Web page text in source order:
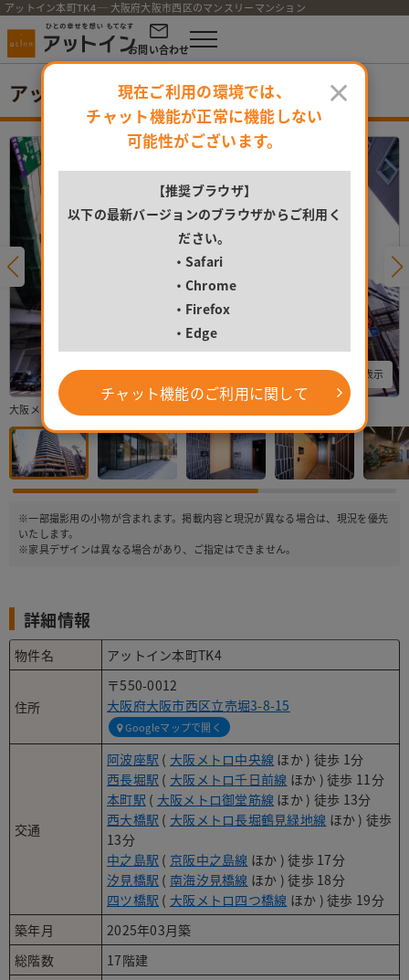
アットイン本町TK4 ─ 大阪府大阪市西区のマンスリーマンション
お問い合わせ
アットイン本町TK4
すべての写真を表示
大阪メトロ中央線「阿波座」駅から徒歩1分の好立地！
※一部撮影用の小物が含まれます。掲載内容と現況が異なる場合は、現況を優先
いたします。
※家具デザインは異なる場合があり、ご指定はできません。
詳細情報
物件名 アットイン本町TK4
住所
〒550-0012
大阪府大阪市西区立売堀3-8-15
Googleマップで開く
交通
阿波座駅 ( 大阪メトロ中央線 ほか ) 徒歩 1分
西長堀駅 ( 大阪メトロ千日前線 ほか ) 徒歩 11分
本町駅 ( 大阪メトロ御堂筋線 ほか ) 徒歩 13分
西大橋駅 ( 大阪メトロ長堀鶴見緑地線 ほか ) 徒歩
13分
中之島駅 ( 京阪中之島線 ほか ) 徒歩 17分
汐見橋駅 ( 南海汐見橋線 ほか ) 徒歩 18分
四ツ橋駅 ( 大阪メトロ四つ橋線 ほか ) 徒歩 19分
築年月
2025年03月築
総階数
17階建
×
現在ご利用の環境では、
チャット機能が正常に機能しない
可能性がございます。
【推奨ブラウザ】
以下の最新バージョンのブラウザからご利用く
ださい。
・Safari
・Chrome
・Firefox
・Edge
チャット機能のご利用に関して